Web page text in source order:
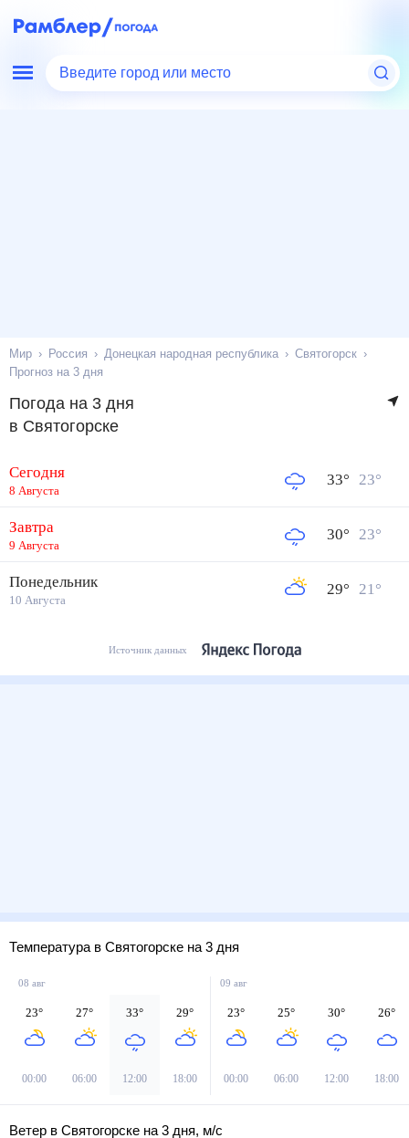
Введите город или место
Мир Россия Донецкая народная республика
Святогорск
Прогноз на 3 дня
Погода на 3 дня
в Святогорске
Сегодня
8 Августа
33° 23°
Завтра
9 Августа
30° 23°
Понедельник
10 Августа
29° 21°
Источник данных
Температура в Святогорске на 3 дня
08 авг
23°
00:00
27°
06:00
33°
12:00
29°
18:00
09 авг
23°
00:00
25°
06:00
30°
12:00
26°
18:00
Ветер в Святогорске на 3 дня, м/с